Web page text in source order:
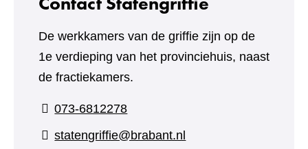
De werkkamers van de griffie zijn op de
1e verdieping van het provinciehuis, naast
de fractiekamers.
073-6812278
statengriffie@brabant.nl